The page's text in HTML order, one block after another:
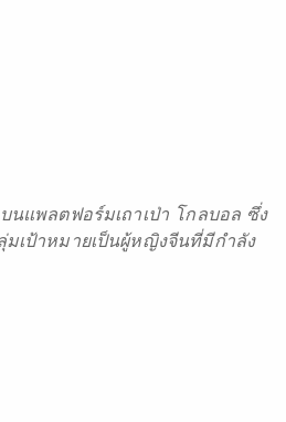
นแพลตฟอร์มเถาเป่า โกลบอล ซึ่ง
เป้าหมายเป็นผู้หญิงจีนที่มีกำลัง